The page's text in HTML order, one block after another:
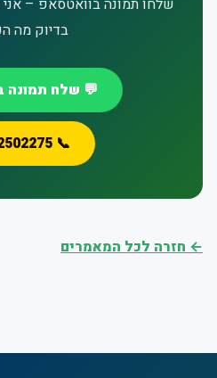
שלחו תמונה בוואטסאפ –
בדיוק מה
💬 שלח תמונה
📞 052-2502275
← חזרה לכל המאמרים